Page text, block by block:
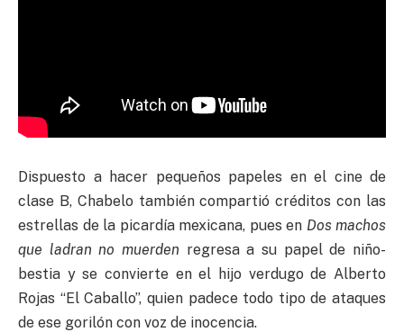
Dispuesto a hacer pequeños papeles en el cine de
clase B, Chabelo también compartió créditos con las
estrellas de la picardía mexicana, pues en Dos machos
que ladran no muerden regresa a su papel de niño-
bestia y se convierte en el hijo verdugo de Alberto
Rojas “El Caballo”, quien padece todo tipo de ataques
de ese gorilón con voz de inocencia.